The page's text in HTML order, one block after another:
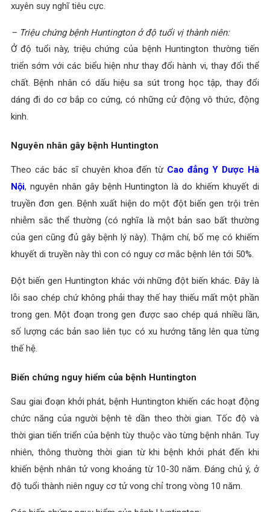
xuyên suy nghĩ tiêu cực.
– Triệu chứng bệnh Huntington ở độ tuổi vị thành niên:
Ở độ tuổi này, triệu chứng của bệnh Huntington thường tiến
triển sớm với các biểu hiện như thay đổi hành vi, thay đổi thể
chất. Bệnh nhân có dấu hiệu sa sút trong học tập, thay đổi
dáng đi do cơ bắp co cứng, có những cử động vô thức, động
kinh.
Nguyên nhân gây bệnh Huntington
Theo các bác sĩ chuyên khoa đến từ Cao đẳng Y Dược Hà
Nội, nguyên nhân gây bệnh Huntington là do khiếm khuyết di
truyền đơn gen. Bệnh xuất hiện do một đột biến gen trội trên
nhiễm sắc thể thường (có nghĩa là một bản sao bất thường
của gen cũng đủ gây bệnh lý này). Thậm chí, bố mẹ có khiếm
khuyết di truyền này thì con có nguy cơ mắc bệnh lên tới 50%.
Đột biến gen Huntington khác với những đột biến khác. Đây là
lỗi sao chép chứ không phải thay thế hay thiếu mất một phần
trong gen. Một đoạn trong gen được sao chép quá nhiều lần,
số lượng các bản sao liên tục có xu hướng tăng lên qua từng
thế hệ.
Biến chứng nguy hiểm của bệnh Huntington
Sau giai đoạn khởi phát, bệnh Huntington khiến các hoạt động
chức năng của người bệnh tê dần theo thời gian. Tốc độ và
thời gian tiến triển của bệnh tùy thuộc vào từng bệnh nhân. Tuy
nhiên, thông thường thời gian từ khi bệnh khởi phát đến khi
khiến bệnh nhân tử vong khoảng từ 10-30 năm. Đáng chủ ý, ở
độ tuổi thành niên nguy cơ tử vong chỉ trong vòng 10 năm.